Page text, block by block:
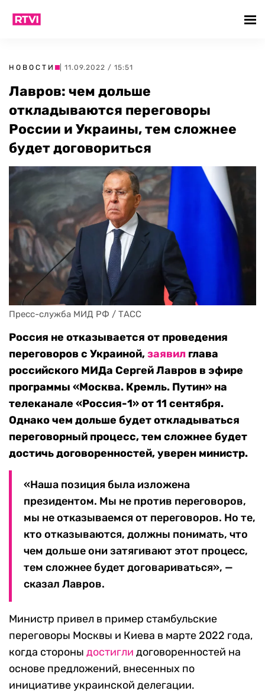
НОВОСТИ | 11.09.2022 / 15:51
Лавров: чем дольше
откладываются переговоры
России и Украины, тем сложнее
будет договориться
Пресс-служба МИД РФ / ТАСС
Россия не отказывается от проведения
переговоров с Украиной,заявил глава
российского МИДа Сергей Лавров в эфире
программы «Москва. Кремль. Путин» на
телеканале «Россия-1» от 11 сентября.
Однако чем дольше будет откладываться
переговорный процесс, тем сложнее будет
достичь договоренностей, уверен министр.
«Наша позиция была изложена
президентом. Мы не против переговоров,
мы не отказываемся от переговоров. Но те,
кто отказываются, должны понимать, что
чем дольше они затягивают этот процесс,
тем сложнее будет договариваться», —
сказал Лавров.
Министр привел в пример стамбульские
переговоры Москвы и Киева в марте 2022 года,
когда стороны достигли договоренностей на
основе предложений, внесенных по
инициативе украинской делегации.